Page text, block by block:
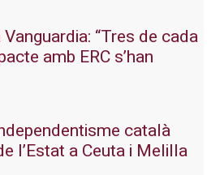
“Tres de cada
amb ERC s’han
català
l’Estat a Ceuta i Melilla